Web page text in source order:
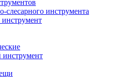
слесарного инструмента